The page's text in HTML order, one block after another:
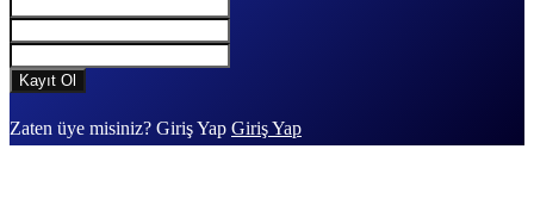
Zaten üye misiniz? Giriş Yap Giriş Yap